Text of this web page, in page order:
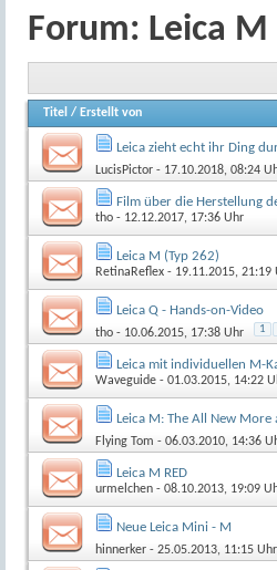
Forum: Leica M
Titel / Erstellt von
Leica zieht echt ihr Ding
LucisPictor - 17.10.2018, 08:24
Film über die Herstellung
tho - 12.12.2017, 17:36 Uhr
Leica M (Typ 262)
RetinaReflex - 19.11.2015, 21:19
Leica Q - Hands-on-Video
tho - 10.06.2015, 17:38 Uhr 1
Leica mit individuellen M-
Waveguide - 01.03.2015, 14:22
Leica M: The All New
Flying Tom - 06.03.2010, 14:36
Leica M RED
urmelchen - 08.10.2013, 19:09
Neue Leica Mini - M
hinnerker - 25.05.2013, 11:15 Uhr